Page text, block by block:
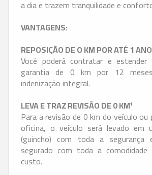
a dia e trazem tranquilidade e
VANTAGENS:
REPOSIÇÃO DE O KM POR ATÉ 1 ANO
Você poderá contratar e
garantia de 0 km por 12
indenização integral.
LEVA E TRAZ REVISÃO DE 0 KM¹
Para a revisão de 0 km do veículo ou
oficina, o veículo será levado em
(guincho) com toda a segurança
segurado com toda a
custo.